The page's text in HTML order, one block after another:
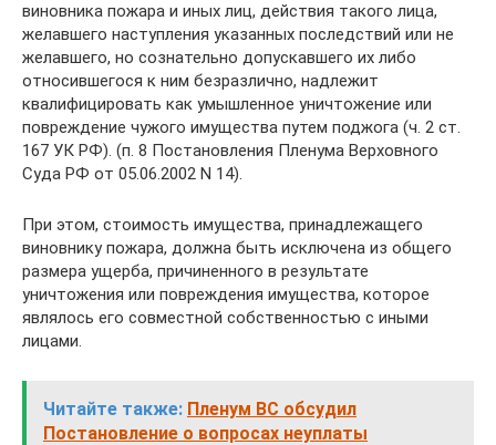
виновника пожара и иных лиц, действия такого лица,
желавшего наступления указанных последствий или не
желавшего, но сознательно допускавшего их либо
относившегося к ним безразлично, надлежит
квалифицировать как умышленное уничтожение или
повреждение чужого имущества путем поджога (ч. 2 ст.
167 УК РФ). (п. 8 Постановления Пленума Верховного
Суда РФ от 05.06.2002 N 14).
При этом, стоимость имущества, принадлежащего
виновнику пожара, должна быть исключена из общего
размера ущерба, причиненного в результате
уничтожения или повреждения имущества, которое
являлось его совместной собственностью с иными
лицами.
Читайте также: Пленум ВС обсудил
Постановление о вопросах неуплаты